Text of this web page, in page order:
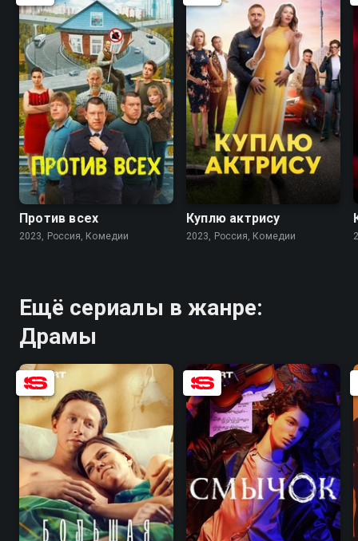
7.7 6.3
Против всех
2023, Россия, Комедии
7.5 7.2
Куплю актрису
2023, Россия, Комедии
Ещё сериалы в жанре:
Драмы